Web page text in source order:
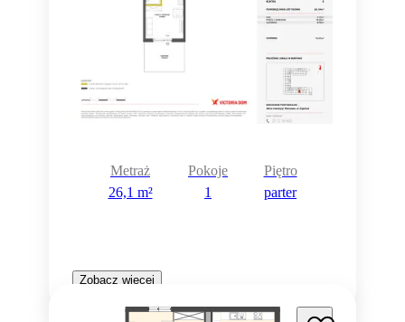
Metraż
26,1 m²
Pokoje
1
Piętro
parter
Zobacz więcej